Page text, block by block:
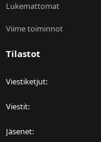
Lukemattomat
Viime toiminnot
Tilastot
Viestiketjut
Viestit
Jäsenet